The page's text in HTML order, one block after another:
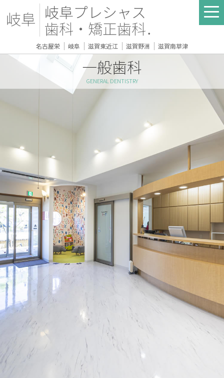
岐阜 岐阜プレシャス
歯科・矯正歯科．
名古屋栄 ｜ 岐阜 ｜ 滋賀東近江 ｜ 滋賀野洲 ｜ 滋賀南草津
一般歯科
GENERAL DENTISTRY